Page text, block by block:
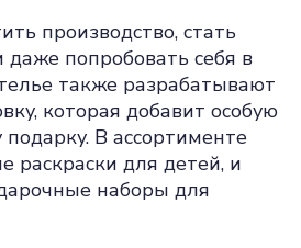
производство, стать
даже попробовать себя в
также разрабатывают
которая добавит особую
В ассортименте
раскраски для детей, и
наборы для